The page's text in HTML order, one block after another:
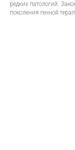
редких патологий.
поколения генной